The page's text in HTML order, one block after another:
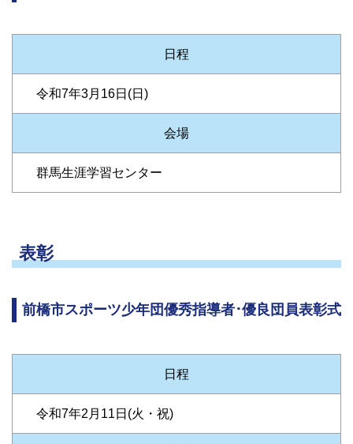
日程
令和7年3月16日(日)
会場
群馬生涯学習センター
表彰
前橋市スポーツ少年団優秀指導者･優良団員表彰式
日程
令和7年2月11日(火・祝)